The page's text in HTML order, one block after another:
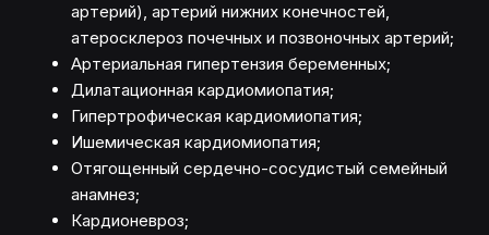
артерий), артерий нижних конечностей,
атеросклероз почечных и позвоночных артерий;
Артериальная гипертензия беременных;
Дилатационная кардиомиопатия;
Гипертрофическая кардиомиопатия;
Ишемическая кардиомиопатия;
Отягощенный сердечно-сосудистый семейный
анамнез;
Кардионевроз;